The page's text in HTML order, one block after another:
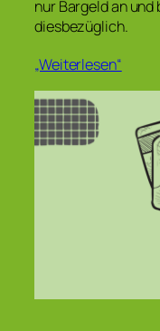
nur Bargeld an
diesbezüglich.
„Weiterlesen“